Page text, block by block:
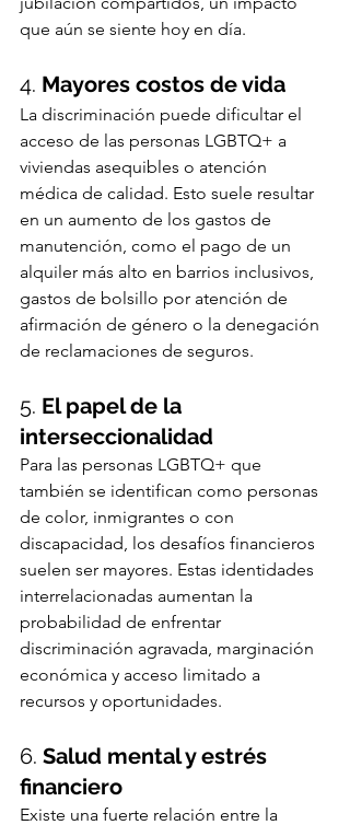
que aún se siente hoy en día.
4. Mayores costos de vida
La discriminación puede dificultar el
acceso de las personas LGBTQ+ a
viviendas asequibles o atención
médica de calidad. Esto suele resultar
en un aumento de los gastos de
manutención, como el pago de un
alquiler más alto en barrios inclusivos,
gastos de bolsillo por atención de
afirmación de género o la denegación
de reclamaciones de seguros.
5. El papel de la
interseccionalidad
Para las personas LGBTQ+ que
también se identifican como personas
de color, inmigrantes o con
discapacidad, los desafíos financieros
suelen ser mayores. Estas identidades
interrelacionadas aumentan la
probabilidad de enfrentar
discriminación agravada, marginación
económica y acceso limitado a
recursos y oportunidades.
6. Salud mental y estrés
financiero
Existe una fuerte relación entre la